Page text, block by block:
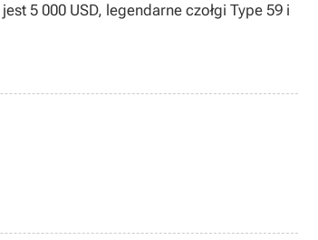
5 000 USD, legendarne czołgi Type 59 i